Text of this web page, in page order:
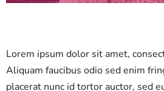
Lorem ipsum dolor sit amet,
Aliquam faucibus odio sed enim
placerat nunc id tortor auctor, sed